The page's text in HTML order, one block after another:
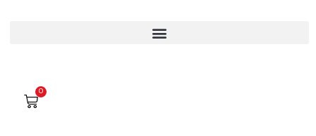
0
Carro